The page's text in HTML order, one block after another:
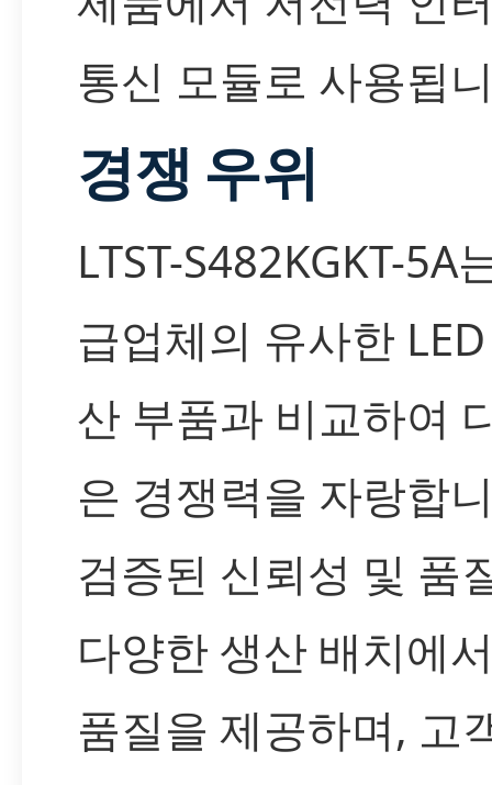
통신 모듈로 사용됩
경쟁 우위
LTST-S482KGKT-5A
급업체의 유사한
산 부품과 비교하여
은 경쟁력을 자랑합
검증된 신뢰성 및 품
다양한 생산 배치에
품질을 제공하며, 고